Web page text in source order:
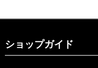
ショップガイド